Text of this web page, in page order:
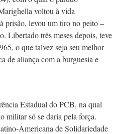
voltou à vida
prisão, levou um tiro no peito –
Libertado três meses depois, teve
o que talvez seja seu melhor
de aliança com a burguesia e
Estadual do PCB, na qual
militar só se daria pela força.
Americana de Solidariedade